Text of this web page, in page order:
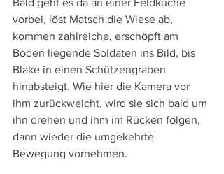
vorbei, löst Matsch die Wiese ab,
kommen zahlreiche, erschöpft am
Boden liegende Soldaten ins Bild, bis
Blake in einen Schützengraben
hinabsteigt. Wie hier die Kamera vor
ihm zurückweicht, wird sie sich bald um
ihn drehen und ihm im Rücken folgen,
dann wieder die umgekehrte
Bewegung vornehmen.